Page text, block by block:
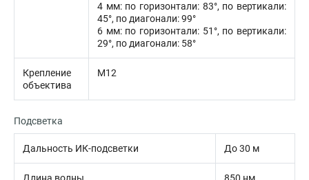
4 мм: по горизонтали: 83°, по вертикали:
45°, по диагонали: 99°
6 мм: по горизонтали: 51°, по вертикали:
29°, по диагонали: 58°
Крепление
объектива
M12
Подсветка
Дальность ИК-подсветки До 30 м